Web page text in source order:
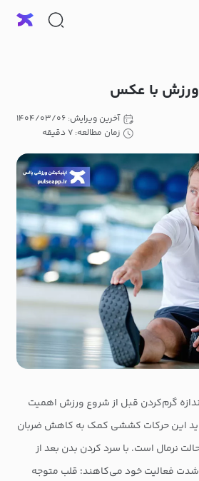
ورزش با عکس
آخرین ویرایش: ۱۴۰۴/۰۳/۰۶
زمان مطالعه: ۷ دقیقه
گرم‌کردن قبل از شروع ورزش اهمیت
این حرکات کششی کمک به کاهش ضربان
نرمال است. با سرد کردن بدن بعد از
فعالیت خود می‌کاهند؛ قلب متوجه